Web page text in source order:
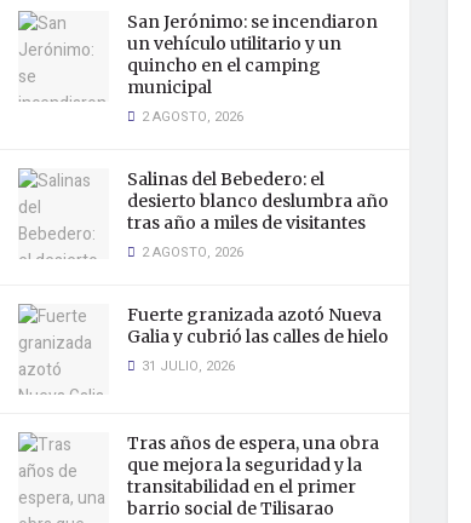
San Jerónimo: se incendiaron
un vehículo utilitario y un
quincho en el camping
municipal
2 AGOSTO, 2026
Salinas del Bebedero: el
desierto blanco deslumbra año
tras año a miles de visitantes
2 AGOSTO, 2026
Fuerte granizada azotó Nueva
Galia y cubrió las calles de hielo
31 JULIO, 2026
Tras años de espera, una obra
que mejora la seguridad y la
transitabilidad en el primer
barrio social de Tilisarao